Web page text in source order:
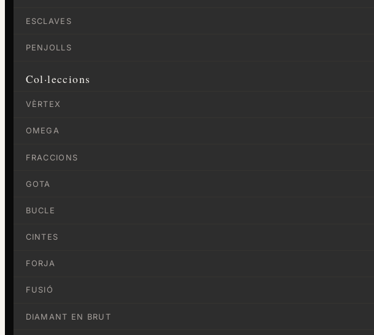
ESCLAVES
PENJOLLS
Col·leccions
VÈRTEX
OMEGA
FRACCIONS
GOTA
BUCLE
CINTES
FORJA
FUSIÓ
DIAMANT EN BRUT